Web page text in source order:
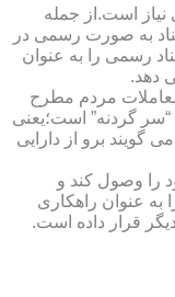
است.از جمله
به صورت رسمی در
رسمی را به عنوان
دهد.
مردم مطرح
گردنه” است؛یعنی
برو از دارایی
را وصول کند و
عنوان راهکاری
قرار داده است.